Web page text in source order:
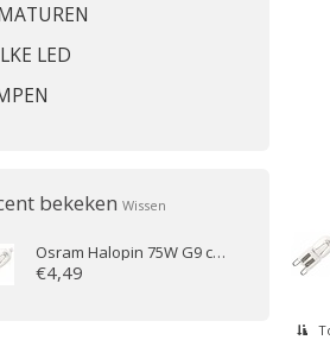
LED
bekeken Wissen
Osram Halopin 75W G9 compact 230V G9 helder
€4,49